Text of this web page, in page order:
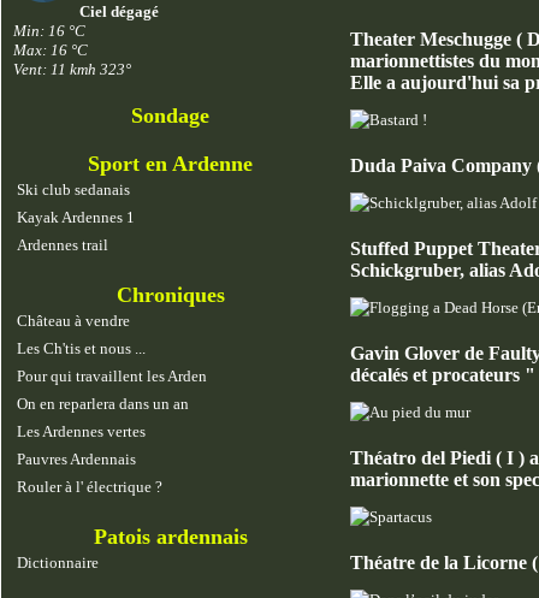
Ciel dégagé
Min: 16 °C
Max: 16 °C
Vent: 11 kmh 323°
Sondage
Sport en Ardenne
Ski club sedanais
Kayak Ardennes 1
Ardennes trail
Chroniques
Château à vendre
Les Ch'tis et nous ...
Pour qui travaillent les Arden
On en reparlera dans un an
Les Ardennes vertes
Pauvres Ardennais
Rouler à l' électrique ?
Patois ardennais
Dictionnaire
Theater Meschugge (
marionnettistes du
Elle a aujourd'hui sa
Duda Paiva Company
Stuffed Puppet
Schickgruber, alias
Gavin Glover de
décalés et procateurs
Théatro del Piedi ( I )
marionnette et son
Théatre de la Licorne